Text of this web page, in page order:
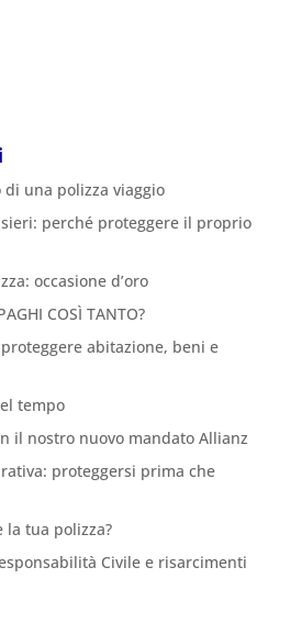
una polizza viaggio
perché proteggere il proprio
occasione d’oro
COSÌ TANTO?
abitazione, beni e
tempo
il nostro nuovo mandato Allianz
proteggersi prima che
la tua polizza?
Civile e risarcimenti